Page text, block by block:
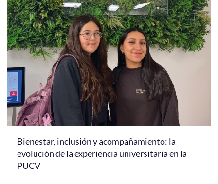
Bienestar, inclusión y acompañamiento: la
evolución de la experiencia universitaria en la
PUCV